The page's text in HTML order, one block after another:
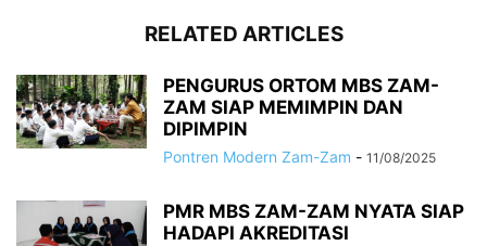
RELATED ARTICLES
PENGURUS ORTOM MBS ZAM-
ZAM SIAP MEMIMPIN DAN
DIPIMPIN
Pontren Modern Zam-Zam - 11/08/2025
PMR MBS ZAM-ZAM NYATA SIAP
HADAPI AKREDITASI